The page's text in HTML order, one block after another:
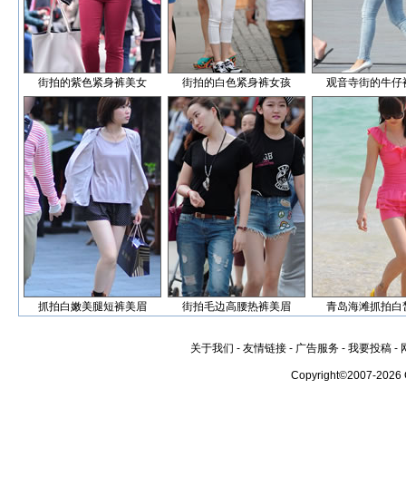
街拍的紫色紧身裤美女 街拍的白色紧身裤女孩 观音寺街的牛仔
抓拍白嫩美腿短裤美眉 街拍毛边高腰热裤美眉 青岛海滩抓拍白
关于我们 - 友情链接 - 广告服务 - 我要投稿 -
Copyright©2007-2026